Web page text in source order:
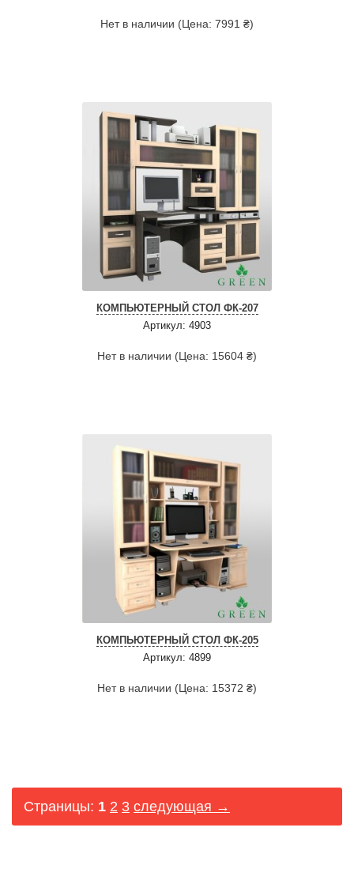
Нет в наличии (Цена: 7991 ₴)
КОМПЬЮТЕРНЫЙ СТОЛ ФК-207
Артикул: 4903
Нет в наличии (Цена: 15604 ₴)
КОМПЬЮТЕРНЫЙ СТОЛ ФК-205
Артикул: 4899
Нет в наличии (Цена: 15372 ₴)
Страницы: 1 2 3 следующая →